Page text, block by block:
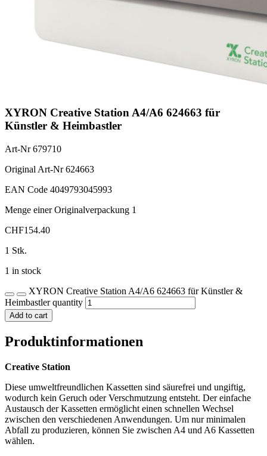
XYRON Creative Station A4/A6 624663 für
Künstler & Heimbastler
Art-Nr679710
Original Art-Nr624663
EAN Code 4049793045993
Menge einer Originalverpackung 1
CHF154.40
1 Stk.
1 in stock
XYRON Creative Station A4/A6 624663 für Künstler &
Heimbastler quantity
Add to cart
Produktinformationen
Creative Station
Diese umweltfreundlichen Kassetten sind säurefrei und ungiftig,
wodurch kein Geruch oder Verschmutzung entsteht. Der einfache
Austausch der Kassetten ermöglicht einen schnellen Wechsel
zwischen den verschiedenen Anwendungen. Um nur minimalen
Abfall zu produzieren, können Sie zwischen A4 und A6 Kassetten
wählen.